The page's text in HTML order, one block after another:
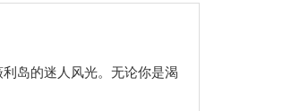
岛的迷人风光。无论你是渴